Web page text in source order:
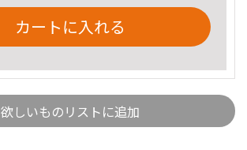
カートに入れる
欲しいものリストに追加